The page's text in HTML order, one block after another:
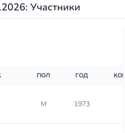
Участники
ПОЛ ГОД
М 1973